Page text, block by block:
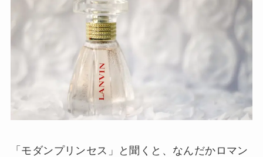
「モダンプリンセス」と聞くと、なんだかロマン